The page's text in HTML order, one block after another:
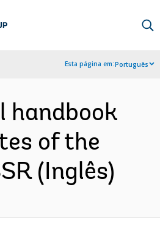
Esta página em:Português
of the
(Inglês)